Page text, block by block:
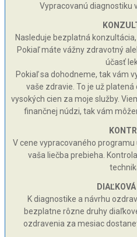
Vypracovanú diagnostiku
Nasleduje bezplatná
Pokiaľ máte vážny zdravotný
účasť
Pokiaľ sa dohodneme, tak vám
vaše zdravie. To je už
vysokých cien za moje služby.
finančnej núdzi, tak vám
V cene vypracovaného
vaša liečba prebieha.
K diagnostike a návrhu
bezplatne rôzne druhy
ozdravenia za mesiac